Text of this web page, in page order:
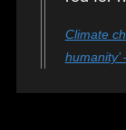
Climate
humanity’